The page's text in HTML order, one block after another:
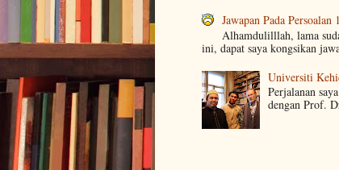
Jawapan Pada Persoalan
Alhamdulilllah, lama
ini, dapat saya kongsikan
Universiti
Perjalanan
dengan Prof.